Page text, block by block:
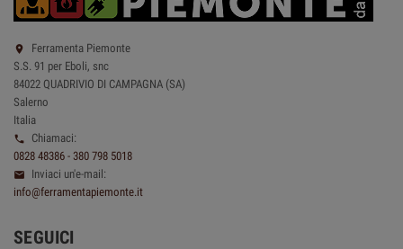

Ferramenta Piemonte
S.S. 91 per Eboli, snc
84022 QUADRIVIO DI CAMPAGNA (SA)
Salerno
Italia

Chiamaci:
0828 48386 - 380 798 5018

Inviaci un'e-mail:
info@ferramentapiemonte.it
SEGUICI